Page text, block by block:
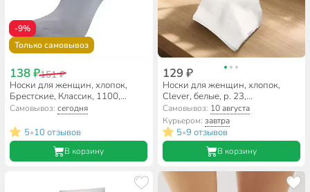
-9%
Только самовывоз
138 ₽151 ₽
Носки для женщин, хлопок,
Брестские, Классик, 1100,
светло-серые, р. 23, 14С1100
Самовывоз:сегодня
5•10 отзывов
В корзину
129 ₽
Носки для женщин, хлопок,
Clever, белые, р. 23,
укороченные, L2002
Самовывоз: 10 августа
Курьером: завтра
5•9 отзывов
В корзину